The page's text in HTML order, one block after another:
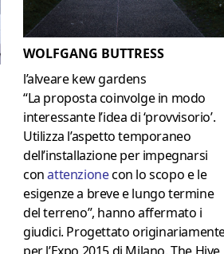
WOLFGANG BUTTRESS
l’alveare kew gardens
“La proposta coinvolge in modo
interessante l’idea di ‘provvisorio’.
Utilizza l’aspetto temporaneo
dell’installazione per impegnarsi
conattenzionecon lo scopo e le
esigenze a breve e lungo termine
del terreno”, hanno affermato i
giudici. Progettato